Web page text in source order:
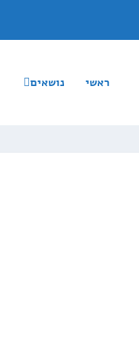
ראשי נושאים